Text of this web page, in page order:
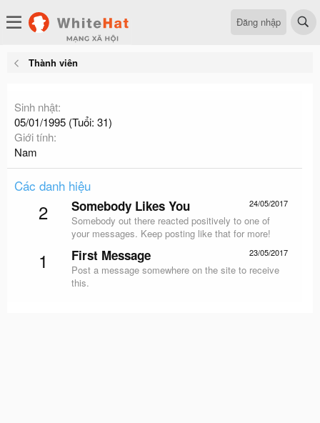
Đăng nhập
Thành viên
Sinh nhật
05/01/1995 (Tuổi: 31)
Giới tính
Nam
Các danh hiệu
2 24/05/2017
Somebody Likes You
Somebody out there reacted positively to one of
your messages. Keep posting like that for more!
1 23/05/2017
First Message
Post a message somewhere on the site to receive
this.